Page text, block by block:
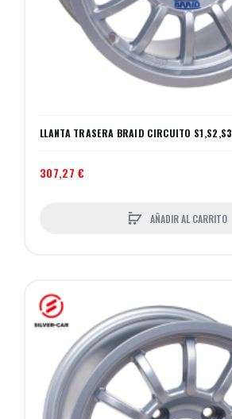
LLANTA TRASERA BRAID CIRCUITO S1,S2,S3
307,27 €
AÑADIR AL CARRITO